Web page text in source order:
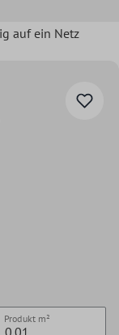
auf ein Netz
Produkt m²